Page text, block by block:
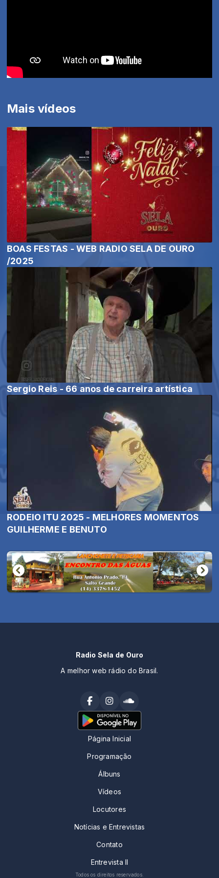
Mais vídeos
BOAS FESTAS - WEB RADIO SELA DE OURO
/2025
Sergio Reis - 66 anos de carreira artística
RODEIO ITU 2025 - MELHORES MOMENTOS
GUILHERME E BENUTO
Radio Sela de Ouro
A melhor web rádio do Brasil.
Página Inicial
Programação
Álbuns
Vídeos
Locutores
Notícias e Entrevistas
Contato
Entrevista II
Todos os direitos reservados.